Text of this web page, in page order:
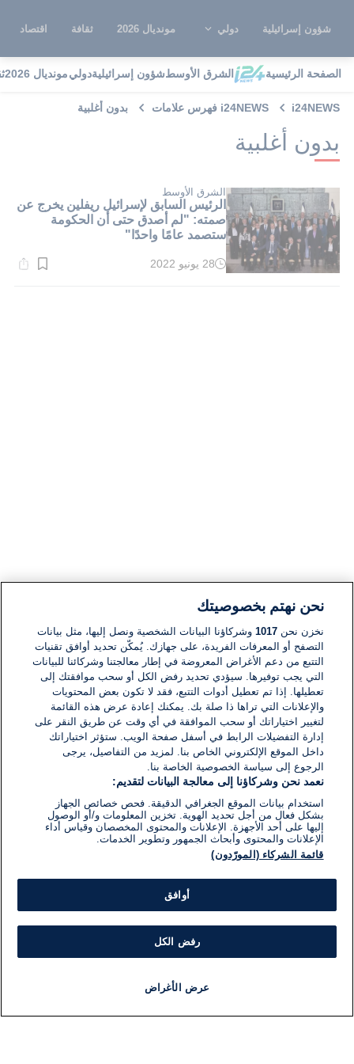
شؤون إسرائيلية دولي مونديال 2026 ثقافة اقتصاد
الصفحة الرئيسية الشرق الأوسطشؤون إسرائيليةدوليمونديال 2026
i24NEWS i24NEWS فهرس علامات بدون أغلبية
بدون أغلبية
الشرق الأوسط
الرئيس السابق لإسرائيل ريفلين يخرج عن
صمته: "لم أصدق حتى أن الحكومة
ستصمد عامًا واحدًا"
وقت
28 يونيو 2022
نحن نهتم بخصوصيتك
نخزن نحن1017 وشركاؤنا البيانات الشخصية ونصل إليها، مثل بيانات
التصفح أو المعرفات الفريدة، على جهازك. يُمكّن تحديد أوافق تقنيات
التتبع من دعم الأغراض المعروضة في إطار معالجتنا وشركائنا للبيانات
التي يجب توفيرها. سيؤدي تحديد رفض الكل أو سحب موافقتك إلى
تعطيلها. إذا تم تعطيل أدوات التتبع، فقد لا تكون بعض المحتويات
والإعلانات التي تراها ذا صلة بك. يمكنك إعادة عرض هذه القائمة
لتغيير اختياراتك أو سحب الموافقة في أي وقت عن طريق النقر على
إدارة التفضيلات الرابط في أسفل صفحة الويب. ستؤثر اختياراتك
داخل الموقع الإلكتروني الخاص بنا. لمزيد من التفاصيل، يرجى
الرجوع إلى سياسة الخصوصية الخاصة بنا.
نعمد نحن وشركاؤنا إلى معالجة البيانات لتقديم:
استخدام بيانات الموقع الجغرافي الدقيقة. فحص خصائص الجهاز
بشكل فعال من أجل تحديد الهوية. تخزين المعلومات و/أو الوصول
إليها على أحد الأجهزة. الإعلانات والمحتوى المخصصان وقياس أداء
الإعلانات والمحتوى وأبحاث الجمهور وتطوير الخدمات.
قائمة الشركاء (المورّدون)
أوافق
رفض الكل
عرض الأغراض